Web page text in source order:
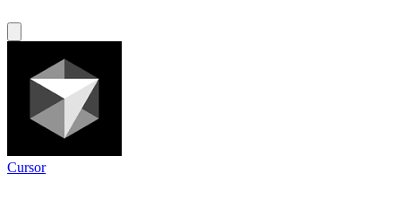
Cursor